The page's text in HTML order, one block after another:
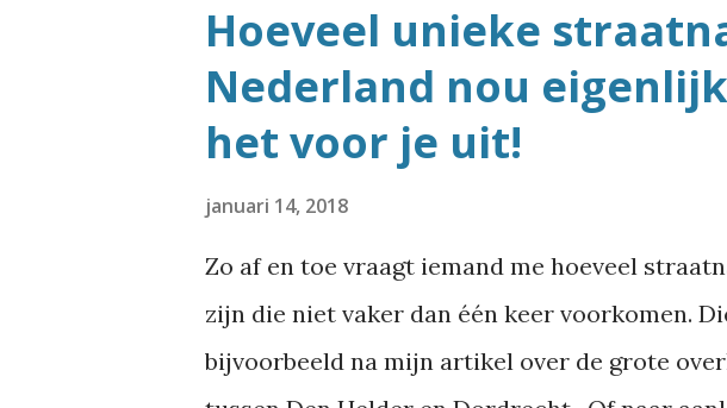
Hoeveel unieke
Nederland nou
het voor je uit!
januari 14, 2018
Zo af en toe vraagt iemand me hoeveel
zijn die niet vaker dan één keer voorkomen.
bijvoorbeeld na mijn artikel over de grote